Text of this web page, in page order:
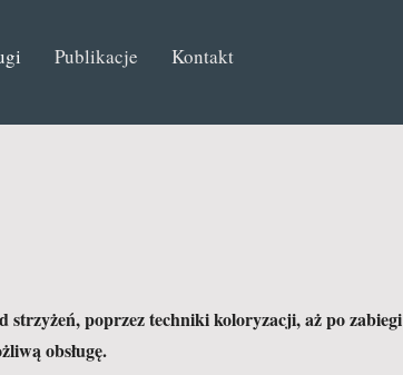
Publikacje Kontakt
strzyżeń, poprzez techniki koloryzacji, aż po zabiegi
obsługę.